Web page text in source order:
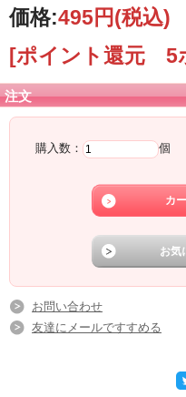
価格:495円(税込)
[ポイント還元 5
注文
購入数： 個
お問い合わせ
友達にメールですすめる